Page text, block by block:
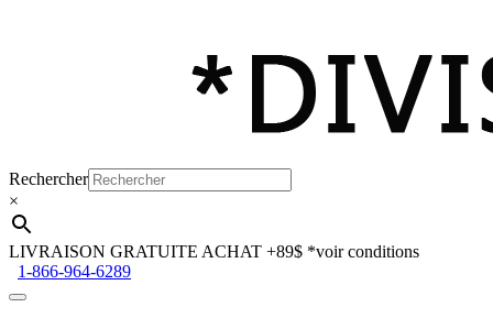
Rechercher
×
LIVRAISON GRATUITE ACHAT +89$ *voir conditions
1-866-964-6289